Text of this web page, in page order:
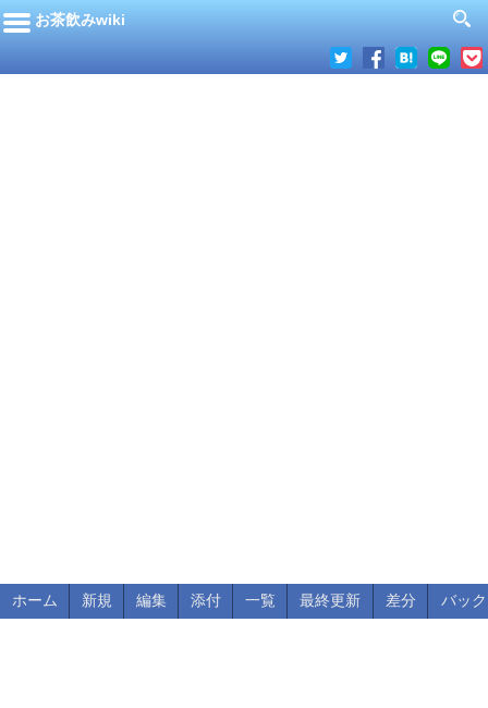
お茶飲みwiki
ホーム 新規 編集 添付 一覧 最終更新 差分 バッ